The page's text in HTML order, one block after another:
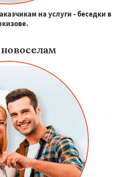
на услуги - беседки в